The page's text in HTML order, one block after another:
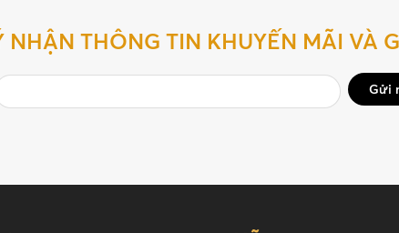
NHẬN THÔNG TIN KHUYẾN MÃI VÀ
Gửi